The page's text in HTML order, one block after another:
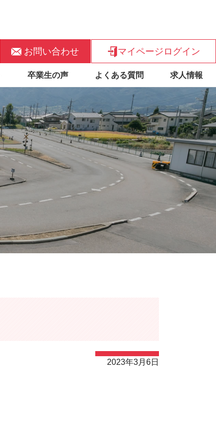
お問い合わせ マイページログイン
卒業生の声 よくある質問 求人情報
2023年3月6日